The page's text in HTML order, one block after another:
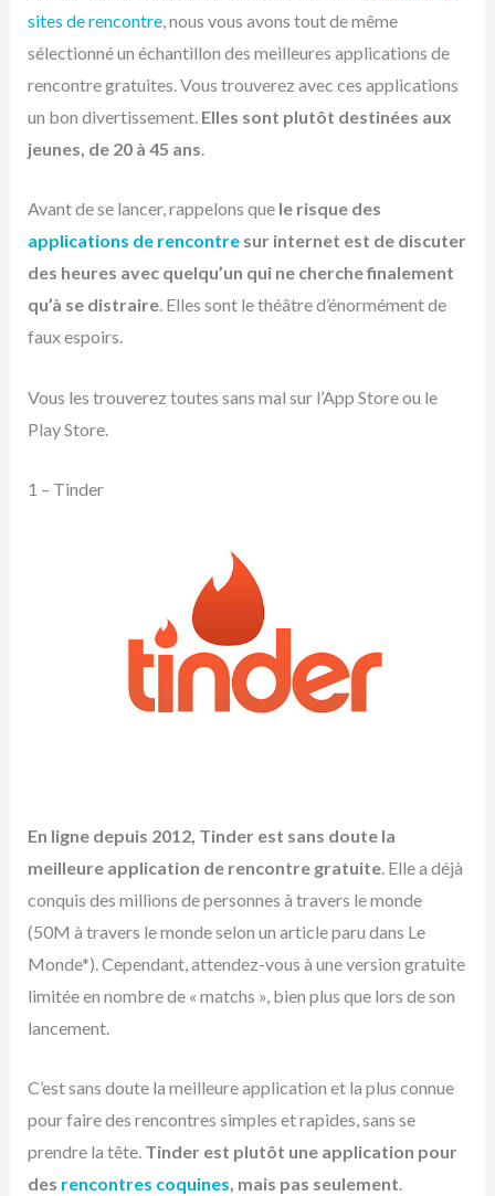
sites de rencontre, nous vous avons tout de même
sélectionné un échantillon des meilleures applications de
rencontre gratuites. Vous trouverez avec ces applications
un bon divertissement. Elles sont plutôt destinées aux
jeunes, de 20 à 45 ans
Avant de se lancer, rappelons que le risque des
applications de rencontresur internet est de discuter
des heures avec quelqu’un qui ne cherche finalement
qu’à se distraire. Elles sont le théâtre d’énormément de
faux espoirs.
Vous les trouverez toutes sans mal sur l’App Store ou le
Play Store.
1 – Tinder
En ligne depuis 2012, Tinder est sans doute la
meilleure application de rencontre gratuite. Elle a déjà
conquis des millions de personnes à travers le monde
(50M à travers le monde selon un article paru dans Le
Monde*). Cependant, attendez-vous à une version gratuite
limitée en nombre de « matchs », bien plus que lors de son
lancement.
C’est sans doute la meilleure application et la plus connue
pour faire des rencontres simples et rapides, sans se
prendre la tête. Tinder est plutôt une application pour
des rencontres coquines, mais pas seulement.